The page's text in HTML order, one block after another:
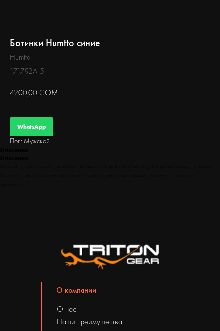
Ботинки Humtto синие
Humtto
171792A-5
4200,00 СОМ
WhatsApp
Пол: Мужской
О компании
О нас
Наши преимущества